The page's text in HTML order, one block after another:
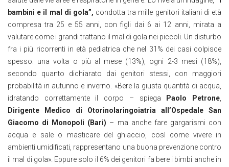
bambini e il mal di gola”, condotta tra mille genitori italiani di età
compresa tra 25 e 55 anni, con figli dai 6 ai 12 anni, mirata a
valutare come i grandi trattano il mal di gola nei piccoli. Un disturbo
fra i più ricorrenti in età pediatrica che nel 31% dei casi colpisce
spesso: una volta o più al mese (13%), ogni 2-3 mesi (18%),
secondo quanto dichiarato dai genitori stessi, con maggiori
probabilità in autunno e inverno. «Bere la giusta quantità di acqua,
idratando correttamente il corpo – spiega
Paolo Petrone
Dirigente Medico di Otorinolaringoiatria all’Ospedale San
Giacomo di Monopoli (Bari) – ma anche fare gargarismi con
acqua e sale o masticare del ghiaccio, così come vivere in
ambienti umidificati, rappresentano una buona prevenzione contro
il mal di gola». Eppure solo il 6% dei genitori fa bere i bimbi anche in